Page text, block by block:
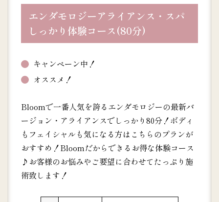
エンダモロジーアライアンス・スパ
しっかり体験コース(80分)
キャンペーン中！
オススメ！
Bloomで一番人気を誇るエンダモロジーの最新バ
ージョン・アライアンスでしっかり80分！ボディ
もフェイシャルも気になる方はこちらのプランが
おすすめ！Bloomだからできるお得な体験コース
♪お客様のお悩みやご要望に合わせてたっぷり施
術致します！